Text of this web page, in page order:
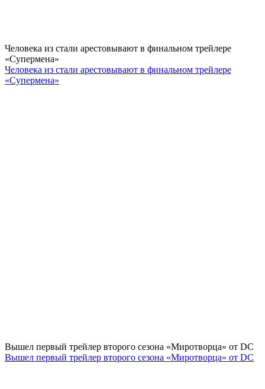
Человека из стали арестовывают в финальном трейлере
«Супермена»
Человека из стали арестовывают в финальном трейлере
«Супермена»
Вышел первый трейлер второго сезона «Миротворца» от DC
Вышел первый трейлер второго сезона «Миротворца» от DC